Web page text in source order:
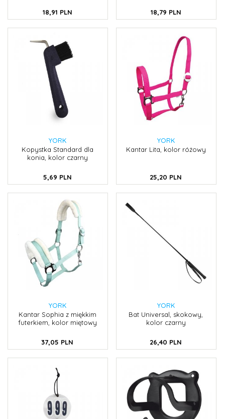
18,91 PLN 18,79 PLN
YORK
Kopystka Standard dla
konia, kolor czarny
5,69 PLN
YORK
Kantar Lita, kolor różowy
25,20 PLN
YORK
Kantar Sophia z miękkim
futerkiem, kolor miętowy
37,05 PLN
YORK
Bat Universal, skokowy,
kolor czarny
26,40 PLN